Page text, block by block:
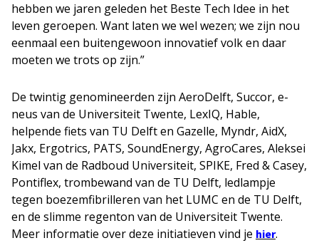
hebben we jaren geleden het Beste Tech Idee in het
leven geroepen. Want laten we wel wezen; we zijn nou
eenmaal een buitengewoon innovatief volk en daar
moeten we trots op zijn.”
De twintig genomineerden zijn AeroDelft, Succor, e-
neus van de Universiteit Twente, LexIQ, Hable,
helpende fiets van TU Delft en Gazelle, Myndr, AidX,
Jakx, Ergotrics, PATS, SoundEnergy, AgroCares, Aleksei
Kimel van de Radboud Universiteit, SPIKE, Fred & Casey,
Pontiflex, trombewand van de TU Delft, ledlampje
tegen boezemfibrilleren van het LUMC en de TU Delft,
en de slimme regenton van de Universiteit Twente.
Meer informatie over deze initiatieven vind je hier.